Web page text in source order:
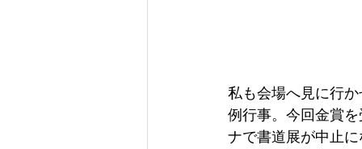
私も会場へ見に行
例行事。今回金賞
ナで書道展が中止に